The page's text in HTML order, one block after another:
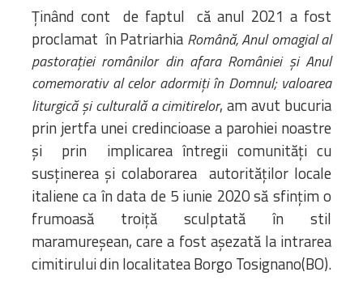
Ținând cont de faptul că anul 2021 a fost
proclamat în Patriarhia Română, Anul omagial al
pastorației românilor din afara României şi Anul
comemorativ al celor adormiți în Domnul; valoarea
liturgică și culturală a cimitirelor, am avut bucuria
prin jertfa unei credincioase a parohiei noastre
și prin implicarea întregii comunități cu
susținerea și colaborarea autorităților locale
italiene ca în data de 5 iunie 2020 să sfințim o
frumoasă troiță sculptată în stil
maramureșean, care a fost așezată la intrarea
cimitirului din localitatea Borgo Tosignano(BO).